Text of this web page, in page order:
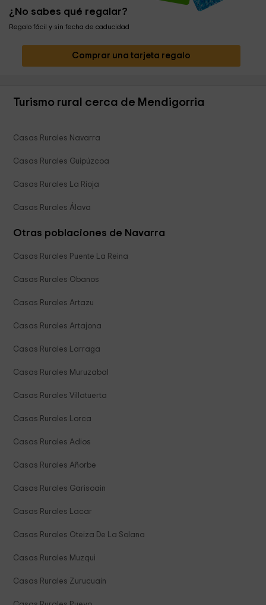
¿No sabes qué regalar?
Regalo fácil y sin fecha de caducidad
Comprar una tarjeta regalo
Turismo rural cerca de Mendigorria
Casas Rurales Navarra
Casas Rurales Guipúzcoa
Casas Rurales La Rioja
Casas Rurales Álava
Otras poblaciones de Navarra
Casas Rurales Puente La Reina
Casas Rurales Obanos
Casas Rurales Artazu
Casas Rurales Artajona
Casas Rurales Larraga
Casas Rurales Muruzabal
Casas Rurales Villatuerta
Casas Rurales Lorca
Casas Rurales Adios
Casas Rurales Añorbe
Casas Rurales Garisoain
Casas Rurales Lacar
Casas Rurales Oteiza De La Solana
Casas Rurales Muzqui
Casas Rurales Zurucuain